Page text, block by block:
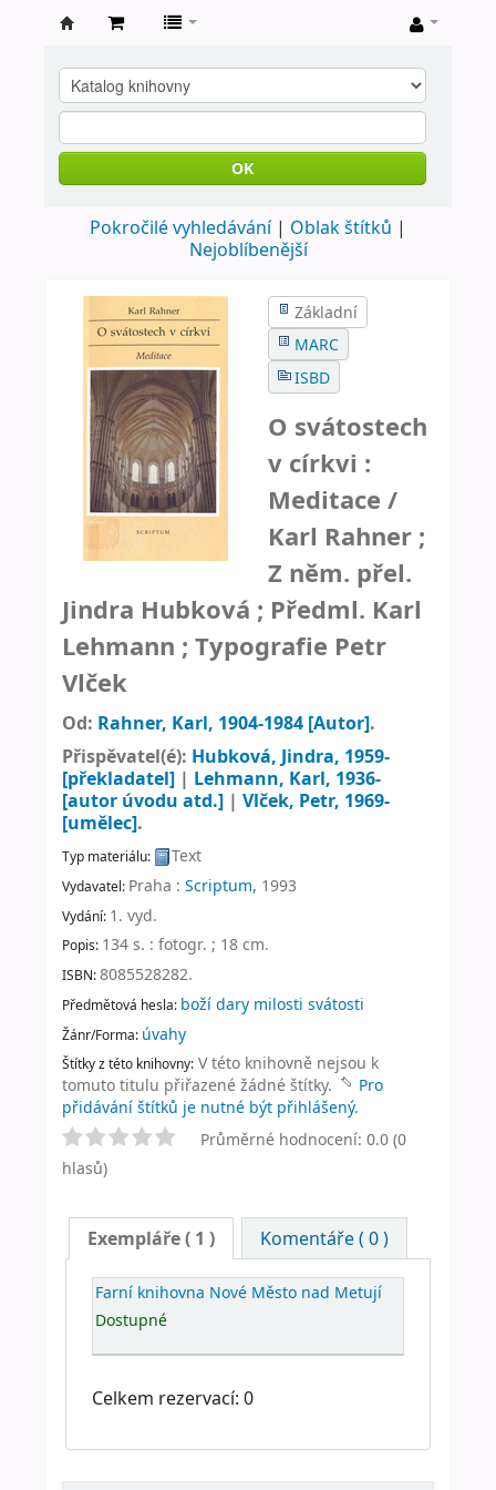
knihovna
Nové
Město
Metují
OK
Pokročilé vyhledávání
Oblak štítků
Nejoblíbenější
Základní
MARC
ISBD
O svátostech
v církvi :
Meditace /
Karl Rahner ;
Z něm. přel.
Jindra Hubková ; Předml. Karl
Lehmann ; Typografie Petr
Vlček
Od: Rahner, Karl, 1904-1984 [Autor].
Přispěvatel(é): Hubková, Jindra, 1959-
[překladatel] | Lehmann, Karl, 1936-
[autor úvodu atd.] | Vlček, Petr, 1969-
[umělec].
Typ materiálu: Text
Vydavatel: Praha : Scriptum, 1993
Vydání: 1. vyd.
Popis: 134 s. : fotogr. ; 18 cm.
ISBN:8085528282.
Předmětová hesla: boží dary milosti svátosti
Žánr/Forma: úvahy
Štítky z této knihovny: V této knihovně nejsou k
tomuto titulu přiřazené žádné štítky.
Pro
přidávání štítků je nutné být přihlášený.
Průměrné hodnocení: 0.0 (0
hlasů)
Exempláře( 1 ) Komentáře ( 0 )
Farní knihovna Nové Město nad Metují
Dostupné
Celkem rezervací: 0